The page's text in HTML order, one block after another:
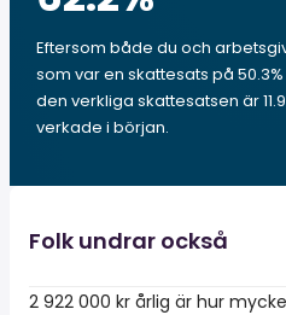
Eftersom både du och
som var en skattesats på
den verkliga skattesatsen är
verkade i början.
Folk undrar också
2 922 000 kr årlig är hur